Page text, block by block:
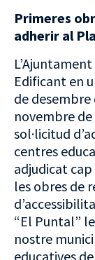
Primeres
adherir al
Edificant en
de
novembre
sol·licitud
centres
adjudicat
les obres de
“El Puntal”
nostre
educatives